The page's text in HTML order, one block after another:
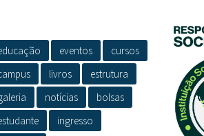
eventos
cursos
livros
estrutura
notícias
bolsas
ingresso